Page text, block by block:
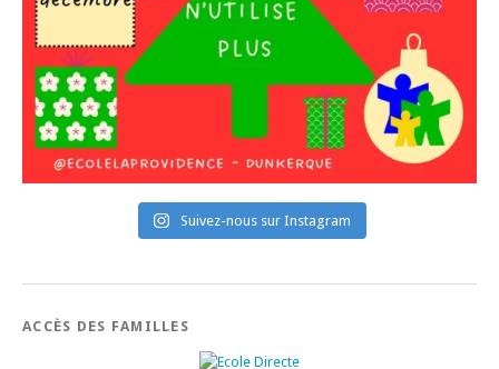
Suivez-nous sur Instagram
ACCÈS DES FAMILLES